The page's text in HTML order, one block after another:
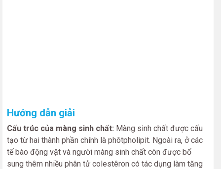
Hướng dẫn giải
Cấu trúc của màng sinh chất: Màng sinh chất được cấu
tạo từ hai thành phần chính là phôtpholipit. Ngoài ra, ở các
tế bào động vật và người màng sinh chất còn được bổ
sung thêm nhiều phân tử colestêron có tác dụng làm tăng